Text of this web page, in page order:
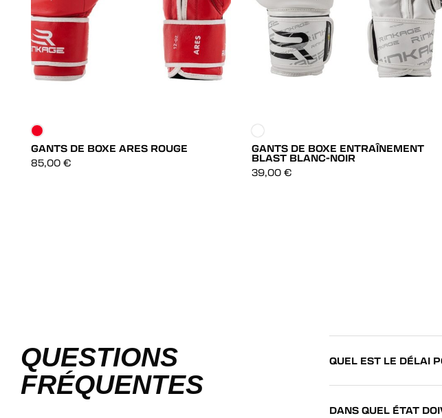
GANTS DE BOXE ARES ROUGE
85,00 € DÉCOUVRIR
GANTS DE BOXE ENTRAÎNEMENT
BLAST BLANC-NOIR
39,00 €
QUESTIONS
FRÉQUENTES
QUEL EST LE DÉLAI
DANS QUEL ÉTAT